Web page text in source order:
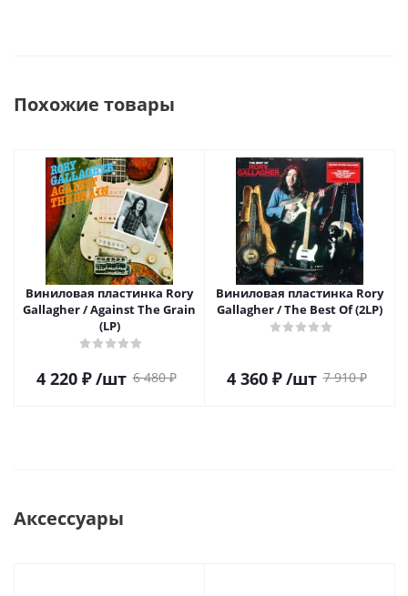
Похожие товары
Виниловая пластинка Rory
Gallagher / Against The Grain
(LP)
4 220₽ /шт 6 480₽
Виниловая пластинка Rory
Gallagher / The Best Of (2LP)
4 360₽ /шт 7 910₽
Аксессуары